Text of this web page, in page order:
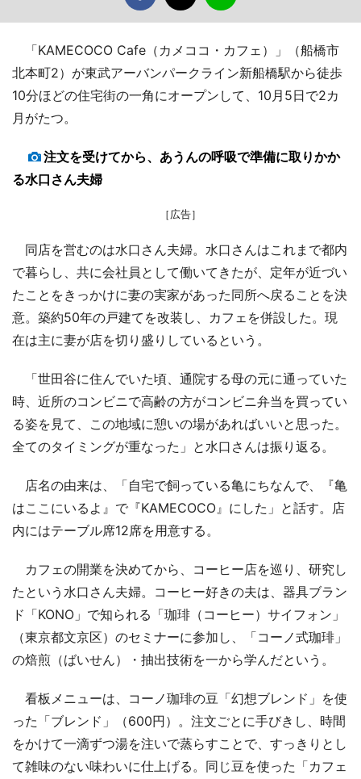
「KAMECOCO Cafe（カメココ・カフェ）」（船橋市
北本町2）が東武アーバンパークライン新船橋駅から徒歩
10分ほどの住宅街の一角にオープンして、10月5日で2カ
月がたつ。
注文を受けてから、あうんの呼吸で準備に取りかか
る水口さん夫婦
［広告］
同店を営むのは水口さん夫婦。水口さんはこれまで都内
で暮らし、共に会社員として働いてきたが、定年が近づい
たことをきっかけに妻の実家があった同所へ戻ることを決
意。築約50年の戸建てを改装し、カフェを併設した。現
在は主に妻が店を切り盛りしているという。
「世田谷に住んでいた頃、通院する母の元に通っていた
時、近所のコンビニで高齢の方がコンビニ弁当を買ってい
る姿を見て、この地域に憩いの場があればいいと思った。
全てのタイミングが重なった」と水口さんは振り返る。
店名の由来は、「自宅で飼っている亀にちなんで、『亀
はここにいるよ』で『KAMECOCO』にした」と話す。店
内にはテーブル席12席を用意する。
カフェの開業を決めてから、コーヒー店を巡り、研究し
たという水口さん夫婦。コーヒー好きの夫は、器具ブラン
ド「KONO」で知られる「珈琲（コーヒー）サイフォン」
（東京都文京区）のセミナーに参加し、「コーノ式珈琲」
の焙煎（ばいせん）・抽出技術を一から学んだという。
看板メニューは、コーノ珈琲の豆「幻想ブレンド」を使
った「ブレンド」（600円）。注文ごとに手びきし、時間
をかけて一滴ずつ湯を注いで蒸らすことで、すっきりとし
て雑味のない味わいに仕上げる。同じ豆を使った「カフェ